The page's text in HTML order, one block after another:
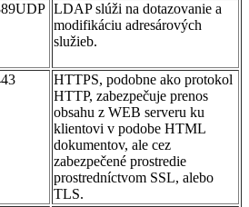
LDAP slúži na dotazovanie a
modifikáciu adresárových
služieb.
HTTPS, podobne ako protokol
HTTP, zabezpečuje prenos
obsahu z WEB serveru ku
klientovi v podobe HTML
dokumentov, ale cez
zabezpečené prostredie
prostredníctvom SSL, alebo
TLS.